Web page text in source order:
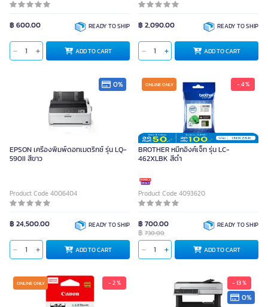
฿ 600.00 READY TO SHIP
ADD TO CART
฿ 2,090.00 READY TO SHIP
ADD TO CART
0%
EPSON เครื่องพิมพ์ดอทเมตริกซ์ รุ่น LQ-
590II สีขาว
Product Code 4006404
฿ 24,500.00 READY TO SHIP
ADD TO CART
ONLINE ONLY - 4 %
BROTHER หมึกอิงค์เจ็ท รุ่น LC-
462XLBK สีดำ
Product Code 4093620
฿ 700.00
฿ 730.00
READY TO SHIP
ADD TO CART
ONLINE ONLY - 2 % - 13 %
0%